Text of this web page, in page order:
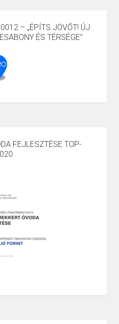
– „ÉPÍTS JÖVŐT! ÚJ
ÉS TÉRSÉGE”
FEJLESZTÉSE TOP-